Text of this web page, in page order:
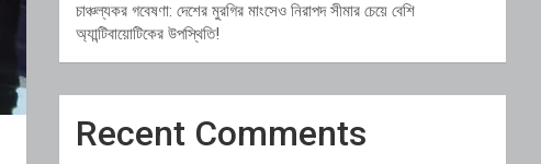
চাঞ্চল্যকর গবেষণা: দেশের মুরগির মাংসেও নিরাপদ সীমার চেয়ে বেশি
অ্যান্টিবায়োটিকের উপস্থিতি!
Recent Comments